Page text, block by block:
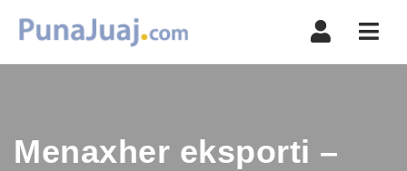
Menaxher eksporti –